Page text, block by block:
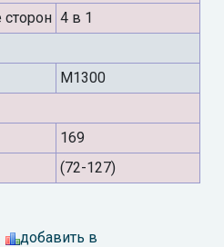
4 в 1
M1300
169
(72-127)
добавить в